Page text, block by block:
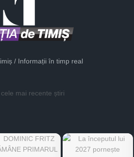
/ Informații în timp real
cele mai recente știri